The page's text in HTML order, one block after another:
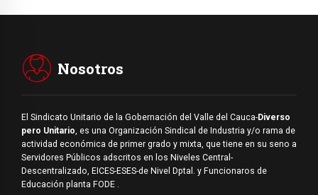
Nosotros
El Sindicato Unitario de la Gobernación del Valle del Cauca-Diverso
pero Unitario, es una Organización Sindical de Industria y/o rama de
actividad económica de primer grado y mixta, que tiene en su seno a
Servidores Públicos adscritos en los Niveles Central-
Descentralizado, EICES-ESES-de Nivel Dptal. y Funcionaros de
Educación planta FODE .